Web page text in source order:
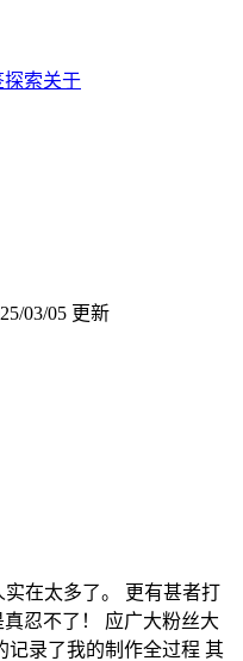
探索关于
03/05 更新
在太多了。 更有甚者打
忍不了！ 应广大粉丝大
记录了我的制作全过程 其